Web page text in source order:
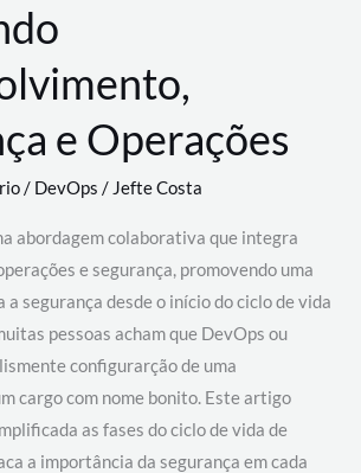
e Operações
/ DevOps /Jefte Costa
abordagem colaborativa que integra
e segurança, promovendo uma
segurança desde o início do ciclo de vida
pessoas acham que DevOps ou
configurarção de uma
cargo com nome bonito. Este artigo
as fases do ciclo de vida de
a importância da segurança em cada